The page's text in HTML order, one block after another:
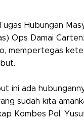
Hubungan
Ops Damai
mempertegas
ini ada
sudah kita
Kombes Pol.